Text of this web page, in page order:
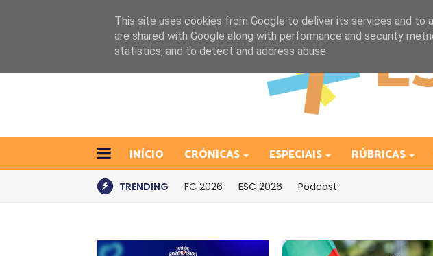
INÍCIO CRÓNICAS ESPECIAIS RÚBRICAS
TRENDING FC 2026 ESC 2026 Podcast
This site uses cookies from Google to deliver its services and to
are shared with Google along with performance and security
statistics, and to detect and address abuse.